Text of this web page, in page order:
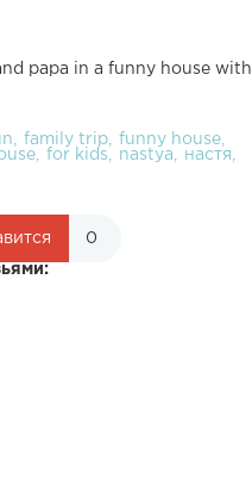
papa in a funny house with
family trip
funny house
for kids nastya
настя
0